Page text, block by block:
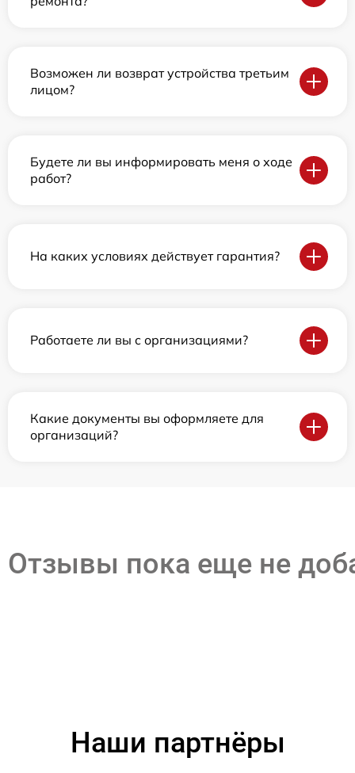
Возможен ли возврат устройства третьим
лицом?
Будете ли вы информировать меня о ходе
работ?
На каких условиях действует гарантия?
Работаете ли вы с организациями?
Какие документы вы оформляете для
организаций?
Отзывы пока еще не
Наши партнёры